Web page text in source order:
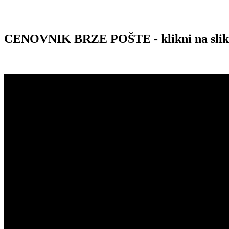
CENOVNIK BRZE POŠTE - klikni na